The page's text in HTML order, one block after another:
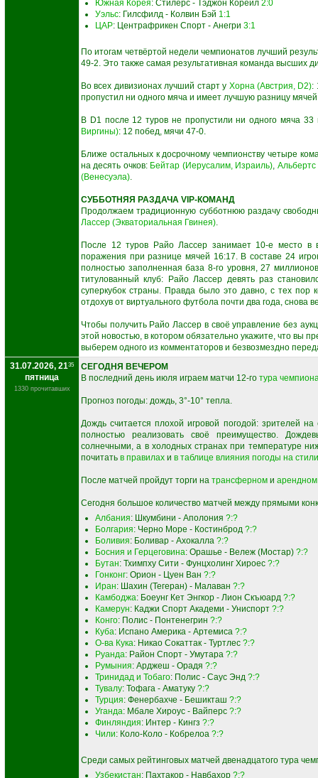
Южная Корея: Стилерс - Тэджон Корейл 2:0
Уэльс: Гилсфилд - Колвин Бэй 1:1
ЦАР: Центрафрикен Спорт - Анегри 3:1
По итогам четвёртой недели чемпионатов лучший
49-2. Это также самая результативная команда высших
Во всех дивизионах лучший старт у Хорна (Австрия, D2):
пропустил ни одного мяча и имеет лучшую разницу мячей
В D1 после 12 туров не пропустили ни одного мяча
Виргины): 12 побед, мячи 47-0.
Ближе остальных к досрочному чемпионству четыре
на десять очков: Бейтар (Иерусалим, Израиль),
(Венесуэла).
СУББОТНЯЯ РАЗДАЧА VIP-КОМАНД
Продолжаем традиционную субботнюю раздачу
Лассер (Экваториальная Гвинея).
После 12 туров Райо Лассер занимает 10-е место
поражения при разнице мячей 16:17. В составе 24
полностью заполненная база 8-го уровня, 27
титулованный клуб: Райо Лассер девять раз
суперкубок страны. Правда было это давно, с тех
отдохув от виртуального футбола почти два года, снова
Чтобы получить Райо Лассер в своё управление без
этой новостью, в котором обязательно укажите, что вы
выберем одного из комментаторов и безвозмездно
31.07.2026, 2135
пятница
1330 прочитавших
СЕГОДНЯ ВЕЧЕРОМ
В последний день июля играем матчи 12-го тура
Прогноз погоды: дождь, 3°-10° тепла.
Дождь считается плохой игровой погодой: зрителей
полностью реализовать своё преимущество.
солнечными, а в холодных странах при температуре
почитать в правилах и в таблице влияния погоды на стили
После матчей пройдут торги на трансферном и арендном
Сегодня большое количество матчей между прямыми
Албания: Шкумбини - Аполония ?:?
Болгария: Черно Море - Костинброд ?:?
Боливия: Боливар - Ахокалла ?:?
Босния и Герцеговина: Орашье - Вележ (Мостар) ?:?
Бутан: Тхимпху Сити - Фунцхолинг Хироес ?:?
Гонконг: Орион - Цуен Ван ?:?
Иран: Шахин (Тегеран) - Малаван ?:?
Камбоджа: Боеунг Кет Энгкор - Лион Скъюард ?:?
Камерун: Каджи Спорт Академи - Униспорт ?:?
Конго: Полис - Понтенегрин ?:?
Куба: Испано Америка - Артемиса ?:?
О-ва Кука: Никао Сокаттак - Туртлес ?:?
Руанда: Район Спорт - Умутара ?:?
Румыния: Арджеш - Орадя ?:?
Тринидад и Тобаго: Полис - Саус Энд ?:?
Тувалу: Тофага - Аматуку ?:?
Турция: Фенербахче - Бешикташ ?:?
Уганда: Мбале Хироус - Вайперс ?:?
Финляндия: Интер - Кингз ?:?
Чили: Коло-Коло - Кобрелоа ?:?
Среди самых рейтинговых матчей двенадцатого тура
Узбекистан: Пахтакор - Навбахор ?:?